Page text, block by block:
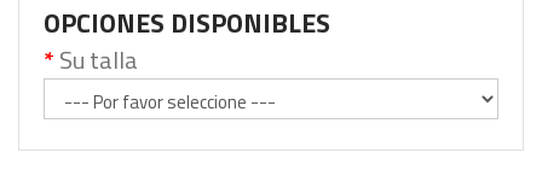
OPCIONES DISPONIBLES
Su talla